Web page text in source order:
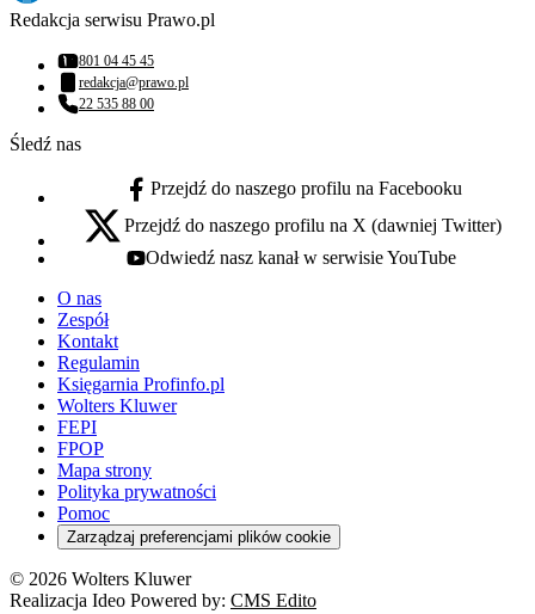
Redakcja serwisu Prawo.pl
Numer telefonu:
801 04 45 45
Adres email:
redakcja@prawo.pl
Numer telefonu:
22 535 88 00
Śledź nas
facebook - otwiera się w nowej karcie
Przejdź do naszego profilu na Facebooku
x - otwiera się w nowej karcie
Przejdź do naszego profilu na X (dawniej Twitter)
youtube - otwiera się w nowej karcie
Odwiedź nasz kanał w serwisie YouTube
O nas
Zespół
Kontakt
Regulamin
Księgarnia Profinfo.pl
Wolters Kluwer
FEPI
FPOP
Mapa strony
Polityka prywatności
Pomoc
Zarządzaj preferencjami plików cookie
© 2026 Wolters Kluwer
Realizacja Ideo Powered by: CMS Edito